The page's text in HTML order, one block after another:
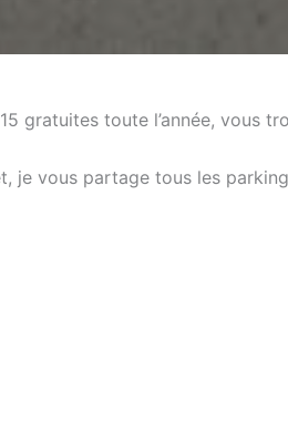
gratuites toute l’année, vous
je vous partage tous les